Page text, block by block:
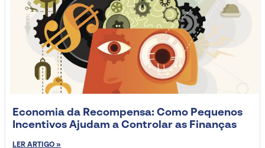
Economia da Recompensa: Como Pequenos
Incentivos Ajudam a Controlar as Finanças
LER ARTIGO »